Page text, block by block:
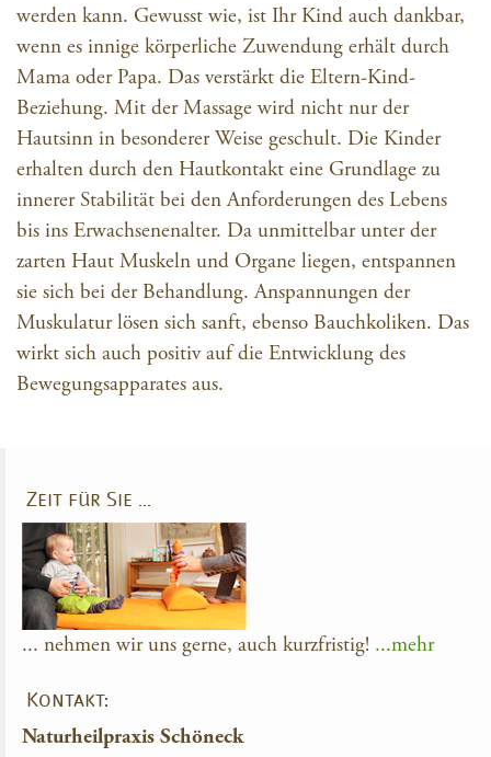
werden kann. Gewusst wie, ist Ihr Kind auch dankbar,
wenn es innige körperliche Zuwendung erhält durch
Mama oder Papa. Das verstärkt die Eltern-Kind-
Beziehung. Mit der Massage wird nicht nur der
Hautsinn in besonderer Weise geschult. Die Kinder
erhalten durch den Hautkontakt eine Grundlage zu
innerer Stabilität bei den Anforderungen des Lebens
bis ins Erwachsenenalter. Da unmittelbar unter der
zarten Haut Muskeln und Organe liegen, entspannen
sie sich bei der Behandlung. Anspannungen der
Muskulatur lösen sich sanft, ebenso Bauchkoliken. Das
wirkt sich auch positiv auf die Entwicklung des
Bewegungsapparates aus.
Zeit für Sie …
... nehmen wir uns gerne, auch kurzfristig! ...mehr
Kontakt:
Naturheilpraxis Schöneck